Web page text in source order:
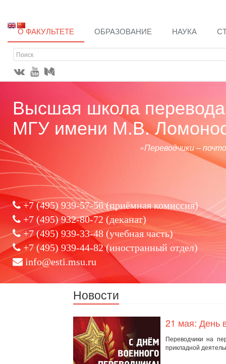
О ФАКУЛЬТЕТЕ ОБРАЗОВАНИЕ НАУКА
Высшая школа
МГУ имени М.В.
«Переводчики –
+7 (495) 939-57-56(приёмная комиссия)
+7 (495) 932-80-72 (деканат)
+7 (495) 939-33-48 (учебная часть)
+7 (495) 939-44-82 (иностранный отдел)
info@esti.msu.ru
Новости
21 мая: День
Переводчики на
прикладной